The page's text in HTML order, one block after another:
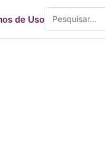
de Uso